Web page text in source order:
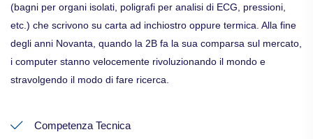
(bagni per organi isolati, poligrafi per analisi di ECG, pressioni,
etc.) che scrivono su carta ad inchiostro oppure termica. Alla fine
degli anni Novanta, quando la 2B fa la sua comparsa sul mercato,
i computer stanno velocemente rivoluzionando il mondo e
stravolgendo il modo di fare ricerca.
Competenza Tecnica